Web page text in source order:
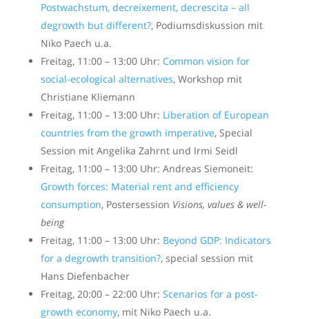
Postwachstum, decreixement, decrescita – all
degrowth but different?, Podiumsdiskussion mit
Niko Paech u.a.
Freitag, 11:00 – 13:00 Uhr: Common vision for
social-ecological alternatives, Workshop mit
Christiane Kliemann
Freitag, 11:00 – 13:00 Uhr: Liberation of European
countries from the growth imperative, Special
Session mit Angelika Zahrnt und Irmi Seidl
Freitag, 11:00 – 13:00 Uhr: Andreas Siemoneit:
Growth forces: Material rent and efficiency
consumption, Postersession Visions, values & well-
being
Freitag, 11:00 – 13:00 Uhr: Beyond GDP: Indicators
for a degrowth transition?, special session mit
Hans Diefenbacher
Freitag, 20:00 – 22:00 Uhr: Scenarios for a post-
growth economy, mit Niko Paech u.a.